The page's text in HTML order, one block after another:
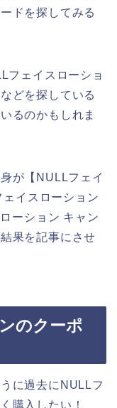
ドを探してみる
フェイスローショ
どを探している
るのかもしれま
が【NULLフェイ
イスローション
ーション キャン
果を記事にさせ
のクーポ
に過去にNULLフ
購入したい！